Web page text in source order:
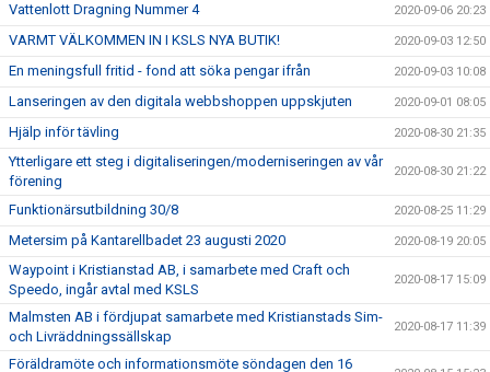
Vattenlott Dragning Nummer 4 2020-09-06 20:23
VARMT VÄLKOMMEN IN I KSLS NYA BUTIK! 2020-09-03 12:50
En meningsfull fritid - fond att söka pengar ifrån 2020-09-03 10:08
Lanseringen av den digitala webbshoppen uppskjuten 2020-09-01 08:05
Hjälp inför tävling 2020-08-30 21:35
Ytterligare ett steg i digitaliseringen/moderniseringen av vår
förening
2020-08-30 21:22
Funktionärsutbildning 30/8 2020-08-25 11:29
Metersim på Kantarellbadet 23 augusti 2020 2020-08-19 20:05
Waypoint i Kristianstad AB, i samarbete med Craft och
Speedo, ingår avtal med KSLS
2020-08-17 15:09
Malmsten AB i fördjupat samarbete med Kristianstads Sim-
och Livräddningssällskap
2020-08-17 11:39
Föräldramöte och informationsmöte söndagen den 16